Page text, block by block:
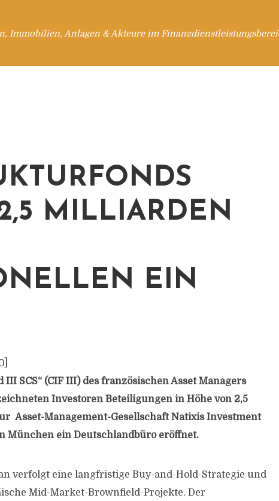
Immobilien, Anlagen & Akteure im
MILLIARDEN
EIN
SCS“ (CIF III) des französischen Asset Managers
Investoren Beteiligungen in Höhe von 2,5
Asset-Management-Gesellschaft Natixis Investment
München ein Deutschlandbüro eröffnet.
verfolgt eine langfristige Buy-and-Hold-Strategie und
Mid-Market-Brownfield-Projekte. Der